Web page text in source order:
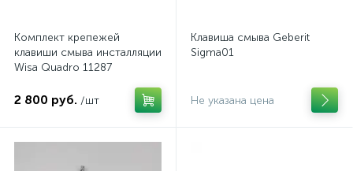
Комплект крепежей
клавиши смыва инсталляции
Wisa Quadro 11287
2 800 руб. /шт
Клавиша смыва Geberit
Sigma01
Не указана цена